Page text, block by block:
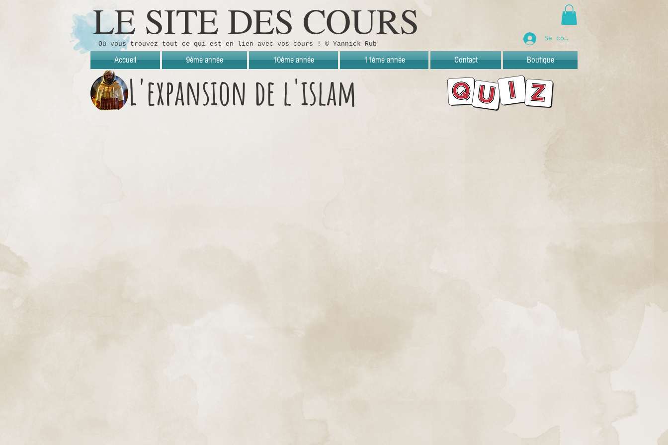
Accueil 9ème année 10ème année 11ème année Contact Boutique
LE SITE DES COURS
Où vous trouvez tout ce qui est en lien avec vos cours ! © Yannick Rub
Se connecter
L'expansion de l'islam